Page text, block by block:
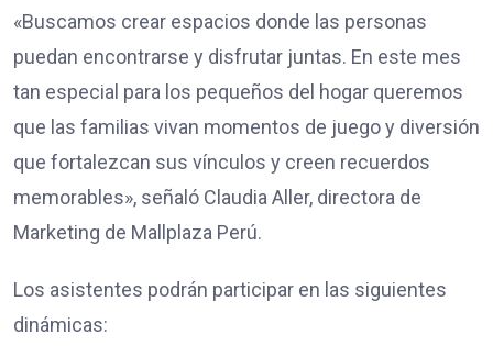
«Buscamos crear espacios donde las personas
puedan encontrarse y disfrutar juntas. En este mes
tan especial para los pequeños del hogar queremos
que las familias vivan momentos de juego y diversión
que fortalezcan sus vínculos y creen recuerdos
memorables», señaló Claudia Aller, directora de
Marketing de Mallplaza Perú.
Los asistentes podrán participar en las siguientes
dinámicas: